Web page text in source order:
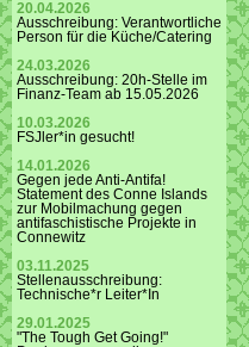
20.04.2026
Ausschreibung: Verantwortliche
Person für die Küche/Catering
24.03.2026
Ausschreibung: 20h-Stelle im
Finanz-Team ab 15.05.2026
10.03.2026
FSJler*in gesucht!
14.01.2026
Gegen jede Anti-Antifa!
Statement des Conne Islands
zur Mobilmachung gegen
antifaschistische Projekte in
Connewitz
03.11.2025
Stellenausschreibung:
Technische*r Leiter*In
29.01.2025
"The Tough Get Going!"